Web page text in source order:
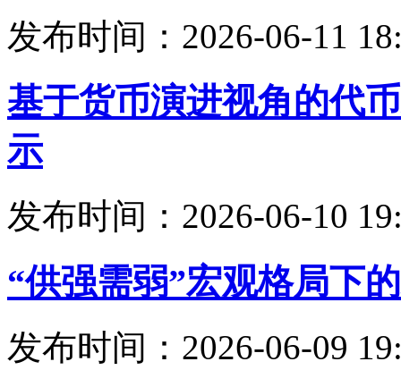
发布时间：2026-06-11
基于货币演进视角的代
示
发布时间：2026-06-10
“供强需弱”宏观格局下
发布时间：2026-06-09